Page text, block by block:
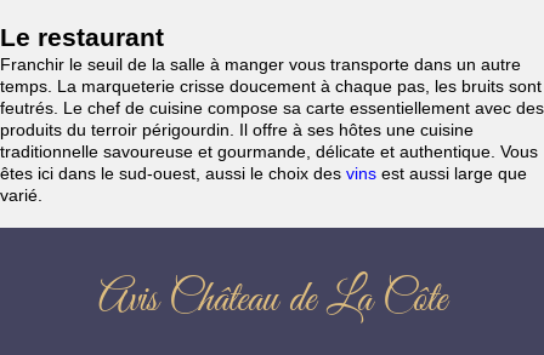
Le restaurant
Franchir le seuil de la salle à manger vous transporte dans un autre
temps. La marqueterie crisse doucement à chaque pas, les bruits sont
feutrés. Le chef de cuisine compose sa carte essentiellement avec des
produits du terroir périgourdin. Il offre à ses hôtes une cuisine
traditionnelle savoureuse et gourmande, délicate et authentique. Vous
êtes ici dans le sud-ouest, aussi le choix des vins est aussi large que
varié.
Avis Château de La Côte